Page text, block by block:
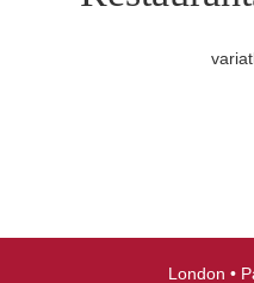
London •